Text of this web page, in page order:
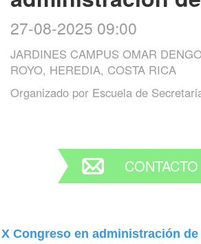
27-08-2025 09:00
JARDINES CAMPUS OMAR
ROYO, HEREDIA, COSTA RICA
Organizado por Escuela de
CONTACTO
X Congreso en administración